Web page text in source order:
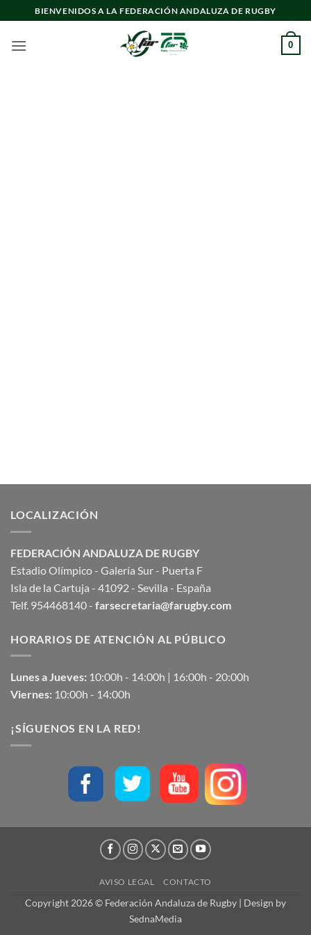
al
contenido
BIENVENIDOS A LA FEDERACIÓN ANDALUZA DE RUGBY
0
LOCALIZACIÓN
FEDERACIÓN ANDALUZA DE RUGBY
Estadio Olímpico - Galería Sur - Puerta F
Isla de la Cartuja - 41092 - Sevilla - España
Telf. 954468140 - farsecretaria@farugby.com
HORARIOS DE ATENCIÓN AL PÚBLICO
Lunes a Jueves: 10:00h - 14:00h | 16:00h - 20:00h
Viernes: 10:00h - 14:00h
¡SÍGUENOS EN LA RED!
AVISO LEGAL CONTACTO
Copyright 2026 © Federación Andaluza de Rugby | Design by
SednaMedia